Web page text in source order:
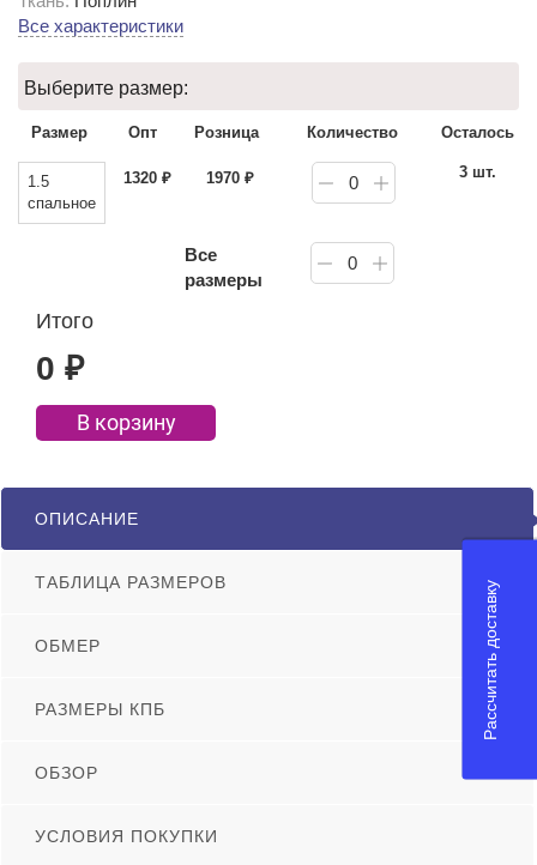
Все характеристики
Выберите размер:
Размер Опт Розница Количество Осталось
1.5
спальное
1320 ₽ 1970 ₽ 0
3 шт.
Все
размеры
0
Итого
0 ₽
В корзину
ОПИСАНИЕ
ТАБЛИЦА РАЗМЕРОВ
ОБМЕР
РАЗМЕРЫ КПБ
ОБЗОР
УСЛОВИЯ ПОКУПКИ
Рассчитать доставку